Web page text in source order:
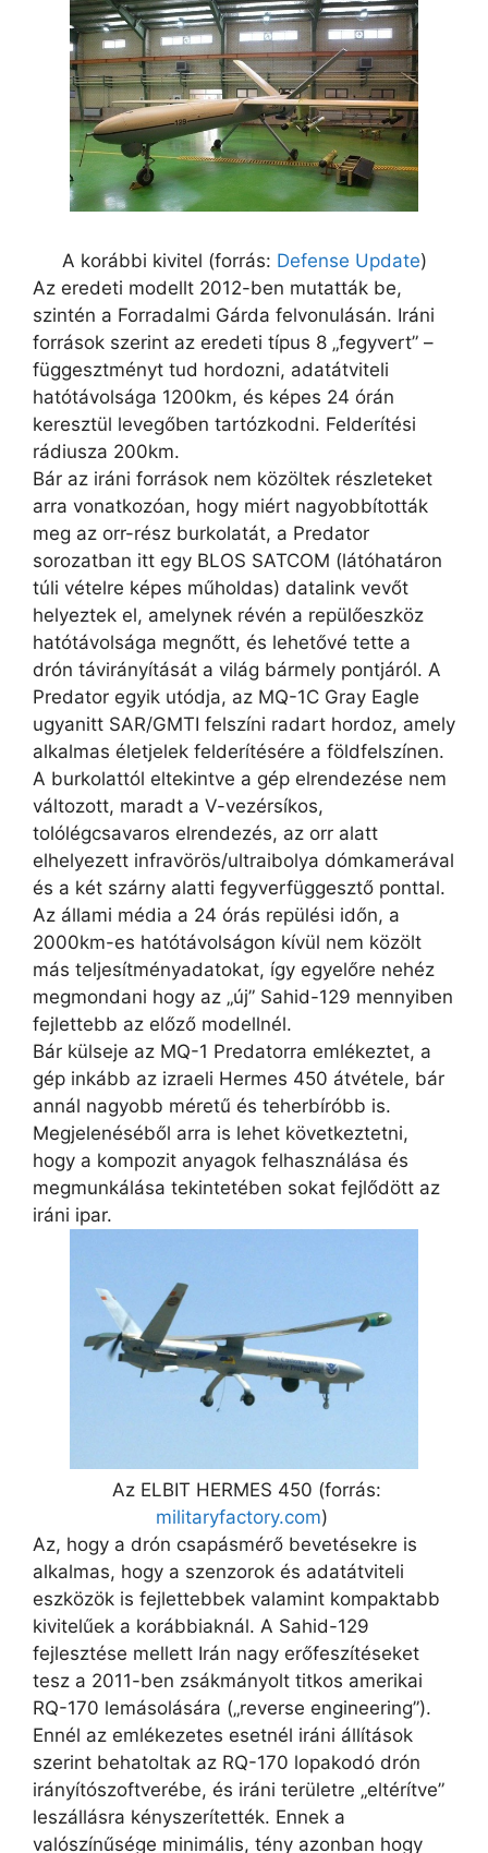
A korábbi kivitel (forrás: Defense Update)
Az eredeti modellt 2012-ben mutatták be,
szintén a Forradalmi Gárda felvonulásán. Iráni
források szerint az eredeti típus 8 „fegyvert” –
függesztményt tud hordozni, adatátviteli
hatótávolsága 1200km, és képes 24 órán
keresztül levegőben tartózkodni. Felderítési
rádiusza 200km.
Bár az iráni források nem közöltek részleteket
arra vonatkozóan, hogy miért nagyobbították
meg az orr-rész burkolatát, a Predator
sorozatban itt egy BLOS SATCOM (látóhatáron
túli vételre képes műholdas) datalink vevőt
helyeztek el, amelynek révén a repülőeszköz
hatótávolsága megnőtt, és lehetővé tette a
drón távirányítását a világ bármely pontjáról. A
Predator egyik utódja, az MQ-1C Gray Eagle
ugyanitt SAR/GMTI felszíni radart hordoz, amely
alkalmas életjelek felderítésére a földfelszínen.
A burkolattól eltekintve a gép elrendezése nem
változott, maradt a V-vezérsíkos,
tolólégcsavaros elrendezés, az orr alatt
elhelyezett infravörös/ultraibolya dómkamerával
és a két szárny alatti fegyverfüggesztő ponttal.
Az állami média a 24 órás repülési időn, a
2000km-es hatótávolságon kívül nem közölt
más teljesítményadatokat, így egyelőre nehéz
megmondani hogy az „új” Sahid-129 mennyiben
fejlettebb az előző modellnél.
Bár külseje az MQ-1 Predatorra emlékeztet, a
gép inkább az izraeli Hermes 450 átvétele, bár
annál nagyobb méretű és teherbíróbb is.
Megjelenéséből arra is lehet következtetni,
hogy a kompozit anyagok felhasználása és
megmunkálása tekintetében sokat fejlődött az
iráni ipar.
Az ELBIT HERMES 450 (forrás:
militaryfactory.com)
Az, hogy a drón csapásmérő bevetésekre is
alkalmas, hogy a szenzorok és adatátviteli
eszközök is fejlettebbek valamint kompaktabb
kivitelűek a korábbiaknál. A Sahid-129
fejlesztése mellett Irán nagy erőfeszítéseket
tesz a 2011-ben zsákmányolt titkos amerikai
RQ-170 lemásolására („reverse engineering”).
Ennél az emlékezetes esetnél iráni állítások
szerint behatoltak az RQ-170 lopakodó drón
irányítószoftverébe, és iráni területre „eltérítve”
leszállásra kényszerítették. Ennek a
valószínűsége minimális, tény azonban hogy